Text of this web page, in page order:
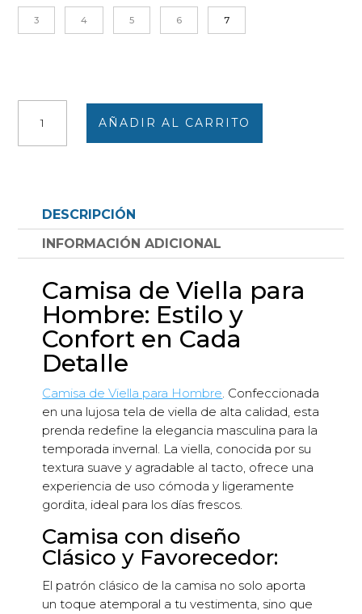
3 4 5 6 7
hombre
manga
diferentes
colores
AÑADIR AL CARRITO
DESCRIPCIÓN
INFORMACIÓN ADICIONAL
Camisa de Viella para
Hombre: Estilo y
Confort en Cada
Detalle
Camisa de Viella para Hombre. Confeccionada
en una lujosa tela de viella de alta calidad, esta
prenda redefine la elegancia masculina para la
temporada invernal. La viella, conocida por su
textura suave y agradable al tacto, ofrece una
experiencia de uso cómoda y ligeramente
gordita, ideal para los días frescos.
Camisa con diseño
Clásico y Favorecedor:
El patrón clásico de la camisa no solo aporta
un toque atemporal a tu vestimenta, sino que